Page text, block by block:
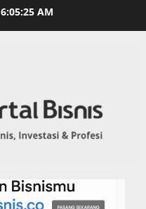
6:05:26 AM